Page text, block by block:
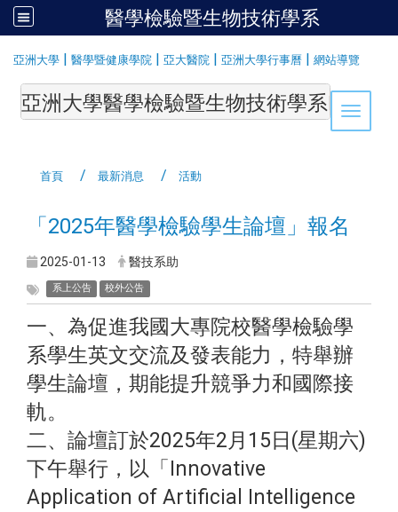
醫學檢驗暨生物技術學系
亞洲大學 | 醫學暨健康學院 | 亞大醫院 | 亞洲大學行事曆 | 網站導覽
Toggle
亞洲大學醫學檢驗暨生物技術學系
首頁 最新消息 活動
「2025年醫學檢驗學生論壇」報名
2025-01-13 醫技系助
系上公告 校外公告
一、為促進我國大專院校醫學檢驗學
系學生英文交流及發表能力，特舉辦
學生論壇，期能提升競爭力和國際接
軌。
二、論壇訂於2025年2月15日(星期六)
下午舉行，以「Innovative
Application of Artificial Intelligence